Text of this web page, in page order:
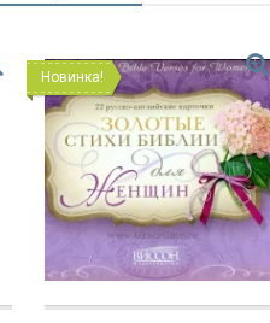
Новинка!